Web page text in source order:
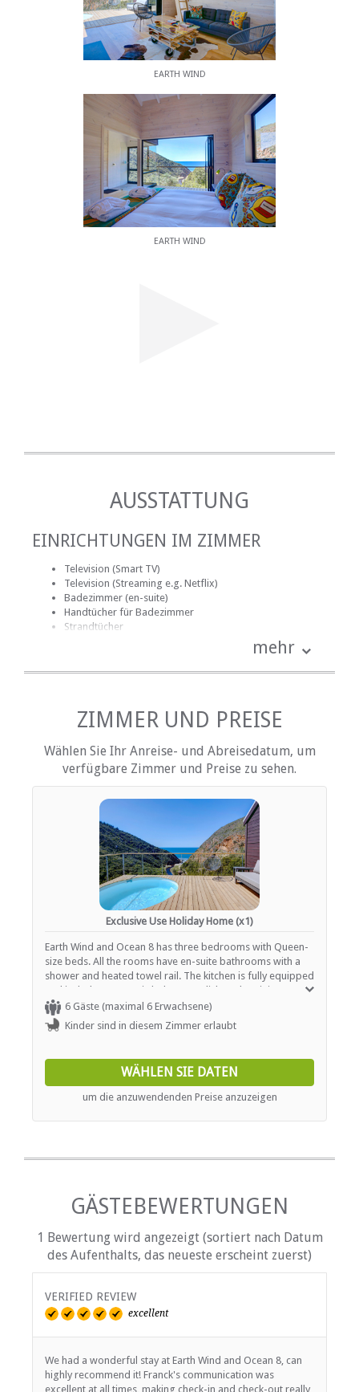
EARTH WIND
EARTH WIND
AUSSTATTUNG
EINRICHTUNGEN IM ZIMMER
Television (Smart TV)
Television (Streaming e.g. Netflix)
Badezimmer (en-suite)
Handtücher für Badezimmer
Strandtücher
Mitgelieferte Reinigungsmittel
Internetverbindung (ADSL)
Internetverbindung (drahtlos)
Küche (komplett ausgestattet)
Terrasse / Veranda / Balkon
Privater Pool
Rauchen: nicht erlaubt
EINRICHTUNGEN AUF DEM GELÄNDE
Kinderfreundlich (alle Altersgruppen)
Garten(e)
Parkplatz (abseits der Straße)
Schwimmbad
ESSEN UND TRINKEN
Braai / Grill (BBQ)
INTERNET
Kostenloses Wi-Fi
mehr
ZIMMER UND PREISE
Wählen Sie Ihr Anreise- und Abreisedatum, um
verfügbare Zimmer und Preise zu sehen.
Exclusive Use Holiday Home (x1)
Earth Wind and Ocean 8 has three bedrooms with Queen-
size beds. All the rooms have en-suite bathrooms with a
shower and heated towel rail. The kitchen is fully equipped
and includes a ceramic hob, oven, dishwasher, juicer,
Nespresso machine, blender, microwave, kettle, fridge /
freezer, washing machine and tumble dryer. The living
room is comfortably furnished and includes a TV with
house. The living area has stacking doors which open onto
a deck with outdoor furniture and a plunge pool. Outside
the kitchen is a deck with outdoor furniture and braai
6 Gäste (maximal 6 Erwachsene)
Kinder sind in diesem Zimmer erlaubt
WÄHLEN SIE DATEN
um die anzuwendenden Preise anzuzeigen
GÄSTEBEWERTUNGEN
1 Bewertung wird angezeigt (sortiert nach Datum
des Aufenthalts, das neueste erscheint zuerst)
VERIFIED REVIEW
excellent
We had a wonderful stay at Earth Wind and Ocean 8, can
highly recommend it! Franck's communication was
excellent at all times, making check-in and check-out really